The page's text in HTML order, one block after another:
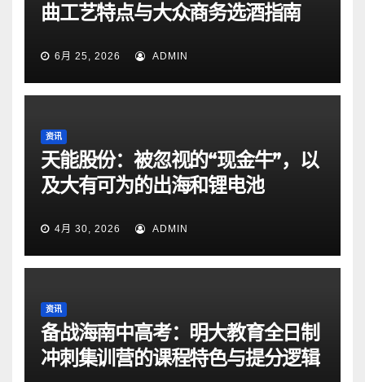
曲工艺特点与大众商务选酒指南
6月 25, 2026 ADMIN
资讯
天能股份：被忽视的“现金牛”，以
及大有可为的出海和锂电池
4月 30, 2026 ADMIN
资讯
备战海南中高考：明大教育全日制
冲刺集训营的课程特色与提分逻辑